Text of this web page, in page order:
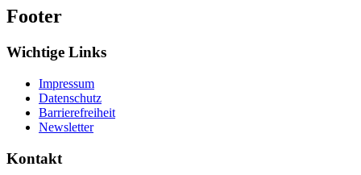
Footer
Wichtige Links
Impressum
Datenschutz
Barrierefreiheit
Newsletter
Kontakt